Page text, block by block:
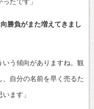
勝負がまた増えてきまし
いう傾向がありますね。観
自分の名前を早く売るた
ます」